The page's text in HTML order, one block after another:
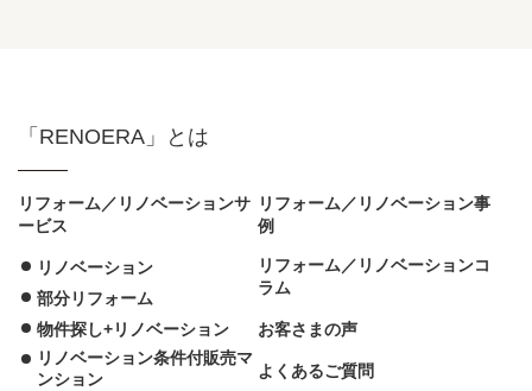
「RENOERA」とは
リフォーム／リノベーションサ
ービス
リノベーション
部分リフォーム
物件探し+リノベーション
リノベーション条件付販売マ
ンション
リフォーム／リノベーション事
例
リフォーム／リノベーションコ
ラム
お客さまの声
よくあるご質問